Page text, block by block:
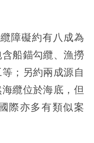
障礙約有八成為
船錨勾纜、漁撈
；另約兩成源自
纜位於海底，但
際亦多有類似案